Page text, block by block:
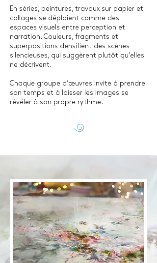
En séries, peintures, travaux sur papier et
collages se déploient comme des
espaces visuels entre perception et
narration. Couleurs, fragments et
superpositions densifient des scènes
silencieuses, qui suggèrent plutôt qu’elles
ne décrivent.
Chaque groupe d’œuvres invite à prendre
son temps et à laisser les images se
révéler à son propre rythme.
E